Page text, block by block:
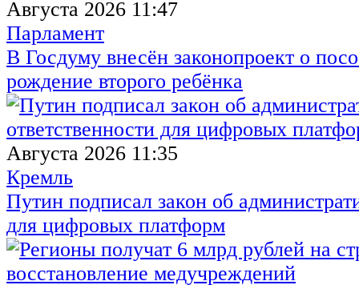
Августа 2026 11:47
Парламент
В Госдуму внесён законопроект о
рождение второго ребёнка
Августа 2026 11:35
Кремль
Путин подписал закон об
для цифровых платформ